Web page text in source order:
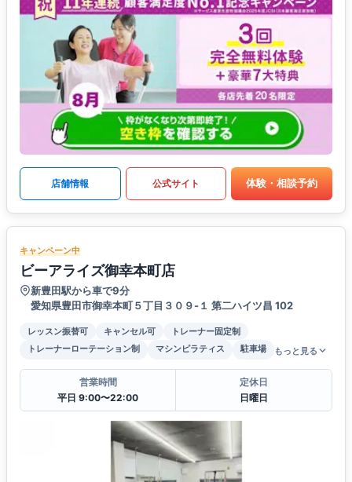
店舗情報 公式サイト 体験・相談予約
キャンペーン中
ビーアライズ御幸本町店
新豊田駅から車で9分
愛知県豊田市御幸本町５丁目３０９-１ 第二ハイツ昌 102
レッスン振替可 キャンセル可
トレーナー固定制
トレーナーローテーション制
マシンピラティス 駐車場 もっと見る
営業時間
平日 9:00〜22:00
定休日
日曜日